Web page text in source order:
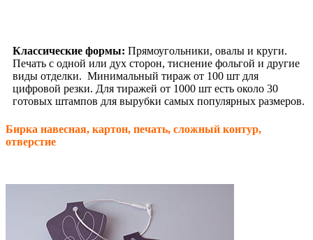
Классические формы: Прямоугольники, овалы и круги.
Печать с одной или дух сторон, тиснение фольгой и другие
виды отделки. Минимальный тираж от 100 шт для
цифровой резки. Для тиражей от 1000 шт есть около 30
готовых штампов для вырубки самых популярных размеров.
Бирка навесная, картон, печать, сложный контур,
отверстие